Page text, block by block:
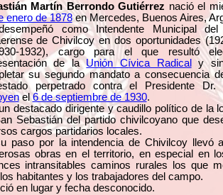
Martín Berrondo Gutiérrez nació el
enero de 1878en Mercedes, Buenos Aires,
como Intendente Municipal del
de Chivilcoy en dos oportunidades
1932), cargo para el que resultó
de laUnión Cívica Radical
y
su segundo mandato a consecuencia
perpetrado contra el Presidente Dr.
el6 de septiembre de 1930.
destacado dirigente y caudillo político de la
Sebastián del partido chivilcoyano que
cargos partidarios locales.
paso por la intendencia de Chivilcoy llevó
obras en el territorio, en especial en
intransitables caminos rurales los que
habitantes y los trabajadores del campo.
en lugar y fecha desconocido.